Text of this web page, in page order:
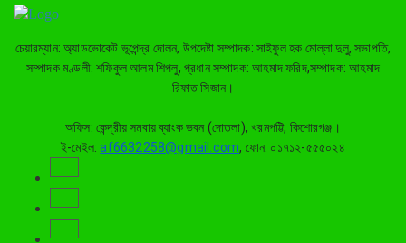
চেয়ারম্যান: অ্যাডভোকেট ভূপেন্দ্র দোলন, উপদেষ্টা সম্পাদক: সাইফুল হক মোল্লা দুলু, সভাপতি,
সম্পাদক মণ্ডলী: শফিকুল আলম শিপলু, প্রধান সম্পাদক: আহমাদ ফরিদ,সম্পাদক: আহমাদ
রিফাত সিজান।
অফিস: কেন্দ্রীয় সমবায় ব্যাংক ভবন (দোতলা), খরমপট্টি, কিশোরগঞ্জ।
ই-মেইল:af6632258@gmail.com, ফোন: ০১৭১২-৫৫৫০২৪